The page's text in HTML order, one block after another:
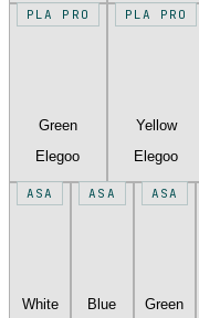
PLA PRO
Green
Elegoo
PLA PRO
Yellow
Elegoo
ASA
White
ASA
Blue
ASA
Green